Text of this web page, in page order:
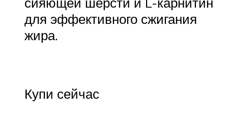
для эффективного сжигания
жира.
Купи сейчас